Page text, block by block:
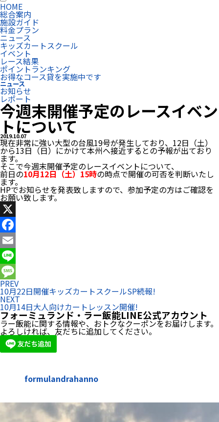
HOME
総合案内
施設ガイド
料金プラン
ニュース
キッズカートスクール
イベント
レース結果
ポイントランキング
お得なコース貸を実施中です
ニュース
お知らせ
レポート
今週末開催予定のレースイベン
トについて
2019.10.07
現在非常に強い大型の台風19号が発生しており、12日（土）
から13日（日）にかけて本州へ接近するとの予報が出ており
ます。
そこで今週末開催予定のレースイベントについて、
前日の10月12日（土）15時の時点で開催の可否を判断いたし
ます。
HPでお知らせを発表致しますので、参加予定の方はご確認を
お願い致します。
X
Facebook
Email
Line
Message
PREV
10月22日開催キッズカートスクールSP続報!
NEXT
10月14日大人向けカートレッスン開催!
フォーミュランド・ラー飯能LINE公式アカウント
ラー飯能に関する情報や、おトクなクーポンをお届けします。
よろしければ、友だちに追加してください。
formulandrahanno